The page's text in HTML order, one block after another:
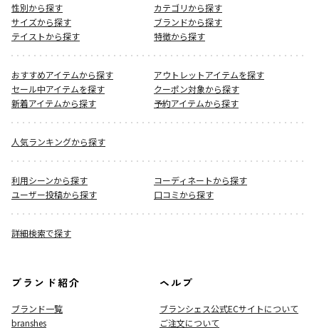
性別から探す
カテゴリから探す
サイズから探す
ブランドから探す
テイストから探す
特徴から探す
おすすめアイテムから探す
アウトレットアイテムを探す
セール中アイテムを探す
クーポン対象から探す
新着アイテムから探す
予約アイテムから探す
人気ランキングから探す
利用シーンから探す
コーディネートから探す
ユーザー投稿から探す
口コミから探す
詳細検索で探す
ブランド紹介
ブランド一覧
branshes
ヘルプ
ブランシェス公式ECサイトについて
ご注文について